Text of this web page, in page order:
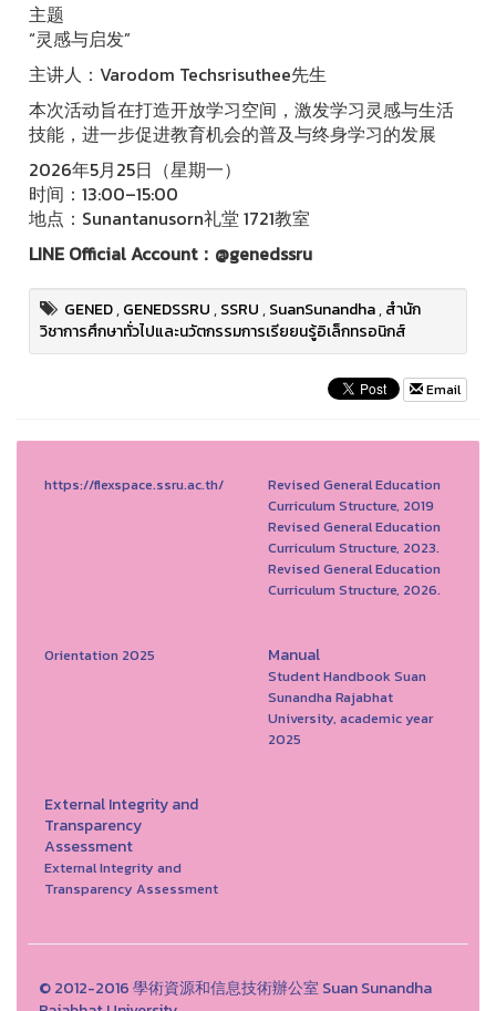
主题
“灵感与启发”
主讲人：Varodom Techsrisuthee先生
本次活动旨在打造开放学习空间，激发学习灵感与生活
技能，进一步促进教育机会的普及与终身学习的发展
2026年5月25日（星期一）
时间：13:00–15:00
地点：Sunantanusorn礼堂 1721教室
LINE Official Account：@genedssru
GENED,GENEDSSRU,SSRU,SuanSunandha,สำนัก
วิชาการศึกษาทั่วไปและนวัตกรรมการเรียยนรู้อิเล็กทรอนิกส์
Email
https://flexspace.ssru.ac.th/
Revised General Education
Curriculum Structure, 2019
Revised General Education
Curriculum Structure, 2023.
Revised General Education
Curriculum Structure, 2026.
Orientation 2025 Manual
Student Handbook Suan
Sunandha Rajabhat
University, academic year
2025
External Integrity and
Transparency
Assessment
External Integrity and
Transparency Assessment
© 2012-2016 學術資源和信息技術辦公室 Suan Sunandha